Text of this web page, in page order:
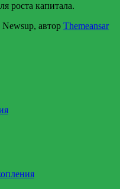
роста капитала.
автор Themeansar